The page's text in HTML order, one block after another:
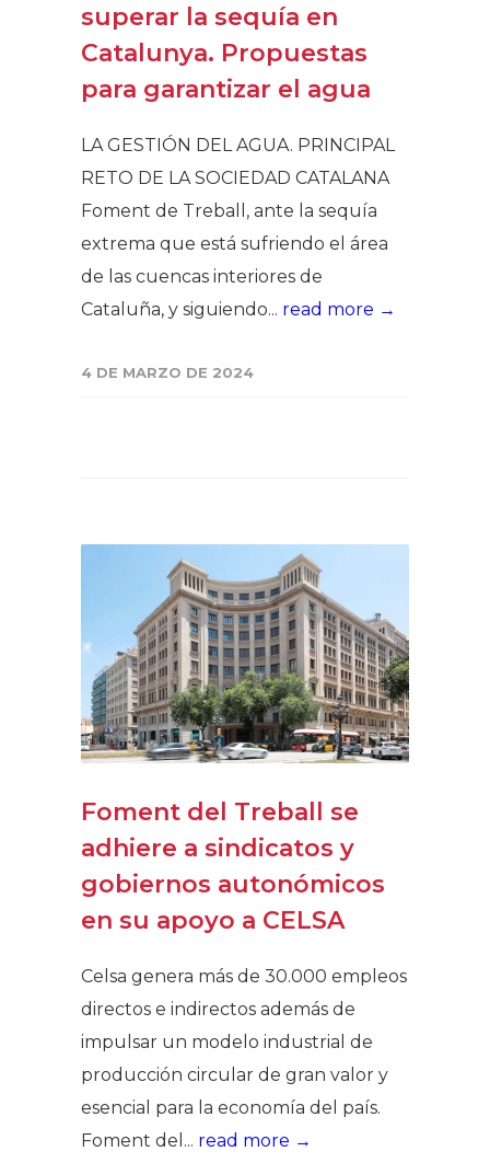
superar la sequía en
Catalunya. Propuestas
para garantizar el agua
LA GESTIÓN DEL AGUA. PRINCIPAL
RETO DE LA SOCIEDAD CATALANA
Foment de Treball, ante la sequía
extrema que está sufriendo el área
de las cuencas interiores de
Cataluña, y siguiendo... read more →
4 DE MARZO DE 2024
Foment del Treball se
adhiere a sindicatos y
gobiernos autonómicos
en su apoyo a CELSA
Celsa genera más de 30.000 empleos
directos e indirectos además de
impulsar un modelo industrial de
producción circular de gran valor y
esencial para la economía del país.
Foment del... read more →